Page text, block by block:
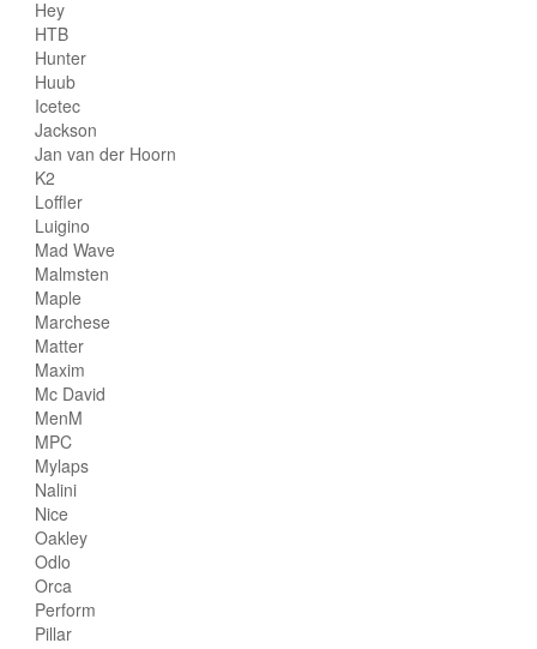
Hey
HTB
Hunter
Huub
Icetec
Jackson
Jan van der Hoorn
K2
Loffler
Luigino
Mad Wave
Malmsten
Maple
Marchese
Matter
Maxim
Mc David
MenM
MPC
Mylaps
Nalini
Nice
Oakley
Odlo
Orca
Perform
Pillar